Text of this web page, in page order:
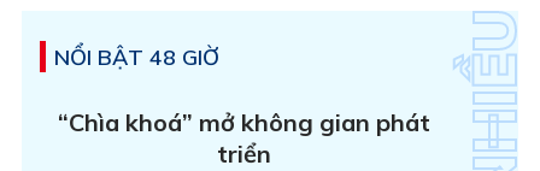
NỔI BẬT 48 GIỜ
“Chìa khoá” mở không gian phát
triển